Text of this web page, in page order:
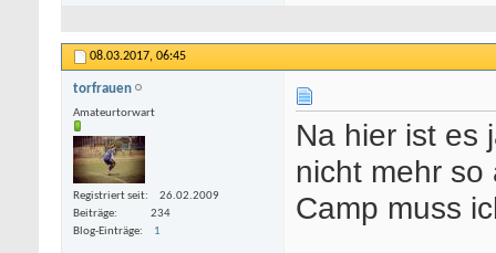
08.03.2017, 06:45
torfrauen
Amateurtorwart
Registriert seit
26.02.2009
Beiträge
234
Blog-Einträge
1
Na hier ist es
nicht mehr
Camp muss